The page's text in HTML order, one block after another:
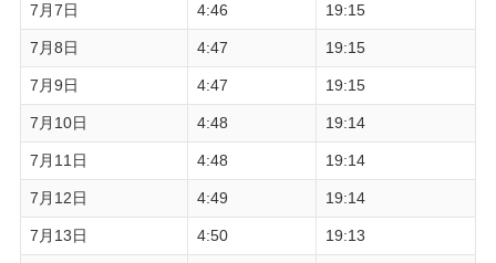
7月7日 4:46 19:15
7月8日 4:47 19:15
7月9日 4:47 19:15
7月10日 4:48 19:14
7月11日 4:48 19:14
7月12日 4:49 19:14
7月13日 4:50 19:13